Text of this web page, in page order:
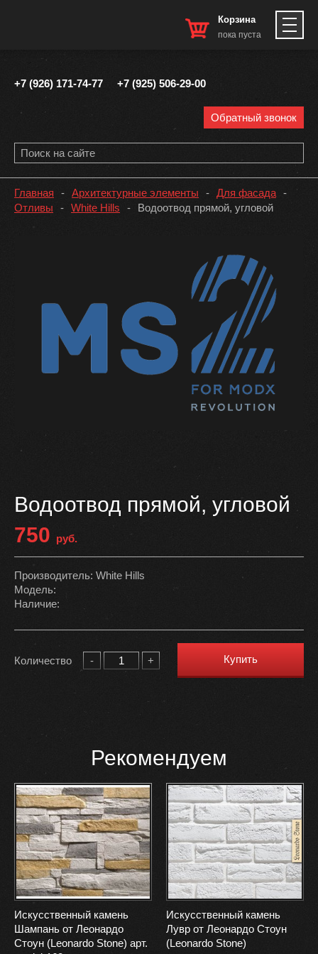
+7 (926) 171-74-77 +7 (925) 506-29-00
Корзина
пока пуста
Обратный звонок
Главная - Архитектурные элементы - Для фасада -
Отливы
- White Hills - Водоотвод прямой, угловой
Водоотвод прямой, угловой
750 руб.
Производитель: White Hills
Модель:
Наличие:
Количество - + Купить
Рекомендуем
Искусственный камень
Шампань от Леонардо
Стоун (Leonardo Stone) арт.
Искусственный камень
Лувр от Леонардо Стоун
(Leonardo Stone)